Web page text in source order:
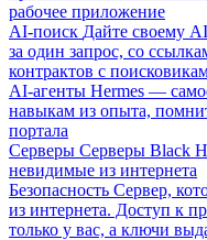
рабочее приложение
AI-поиск Дайте своему
за один запрос, со
контрактов с
AI-агенты Hermes —
навыкам из опыта,
портала
Серверы Серверы Black
невидимые из интернета
Безопасность Сервер,
из интернета. Доступ к
только у вас, а ключи